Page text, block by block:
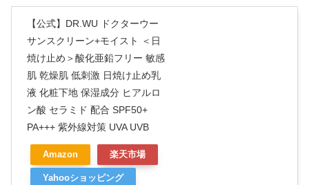
【公式】DR.WU ドクターウー
サンスクリーン+モイスト ＜日
焼け止め＞酸化亜鉛フリー 敏感
肌 乾燥肌 低刺激 日焼け止め乳
液 化粧下地 保湿成分 ヒアルロ
ン酸 セラミド 配合 SPF50+
PA+++ 紫外線対策 UVA UVB
Amazon 楽天市場
Yahooショッピング